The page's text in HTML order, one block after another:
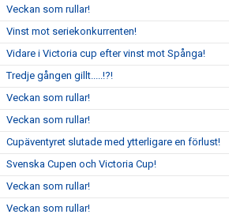
Veckan som rullar!
Vinst mot seriekonkurrenten!
Vidare i Victoria cup efter vinst mot Spånga!
Tredje gången gillt.....!?!
Veckan som rullar!
Veckan som rullar!
Cupäventyret slutade med ytterligare en förlust!
Svenska Cupen och Victoria Cup!
Veckan som rullar!
Veckan som rullar!